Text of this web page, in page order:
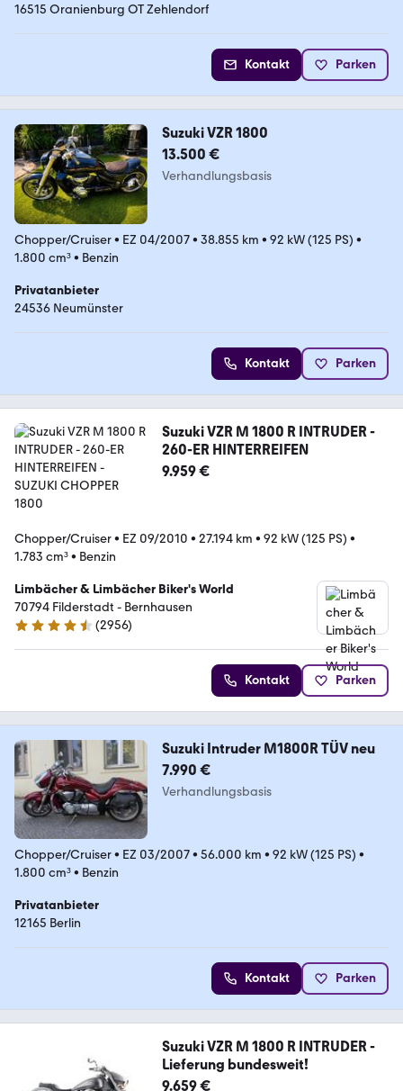
16515 Oranienburg OT Zehlendorf
Kontakt Parken
Suzuki VZR 1800
13.500 €
Verhandlungsbasis
Chopper/Cruiser• EZ 04/2007• 38.855 km • 92 kW (125 PS) •
1.800 cm³• Benzin
Privatanbieter
24536 Neumünster
Kontakt Parken
Suzuki VZR M 1800 R INTRUDER -
260-ER HINTERREIFEN
9.959 €
Chopper/Cruiser• EZ 09/2010 • 27.194 km • 92 kW (125 PS) •
1.783 cm³• Benzin
Limbächer & Limbächer Biker's World
70794 Filderstadt - Bernhausen
4.7 Sterne
(2956)
Kontakt Parken
Suzuki Intruder M1800R TÜV neu
7.990 €
Verhandlungsbasis
Chopper/Cruiser• EZ 03/2007• 56.000 km • 92 kW (125 PS) •
1.800 cm³• Benzin
Privatanbieter
12165 Berlin
Kontakt Parken
Suzuki VZR M 1800 R INTRUDER -
Lieferung bundesweit!
9.659 €